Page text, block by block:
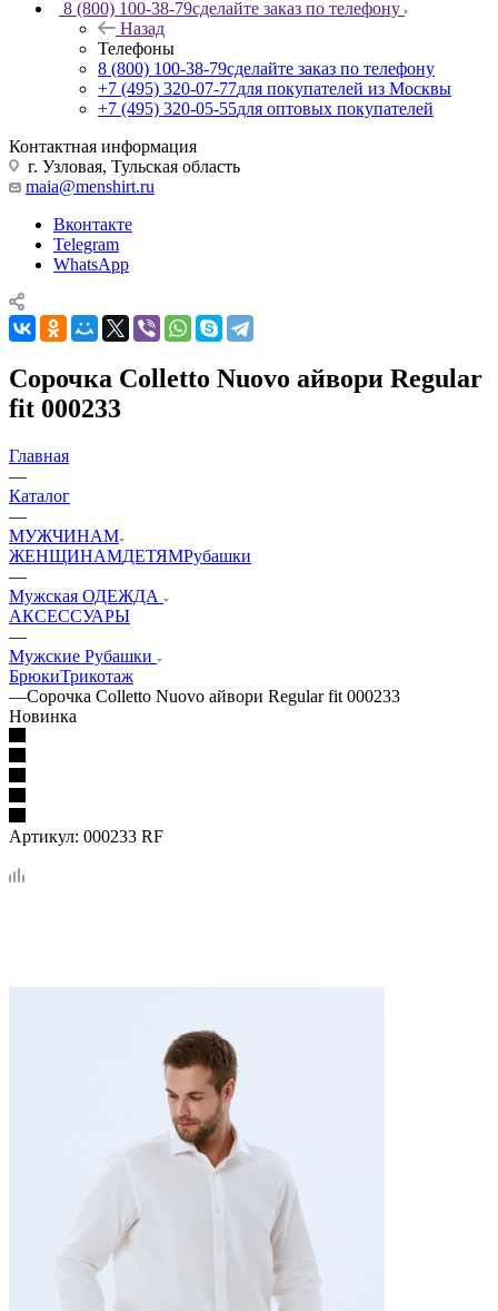
8 (800) 100-38-79сделайте заказ по телефону
Назад
Телефоны
8 (800) 100-38-79сделайте заказ по телефону
+7 (495) 320-07-77для покупателей из Москвы
+7 (495) 320-05-55для оптовых покупателей
Контактная информация
г. Узловая, Тульская область
maia@menshirt.ru
Вконтакте
Telegram
WhatsApp
Сорочка Colletto Nuovo айвори Regular
fit 000233
Главная
—
Каталог
—
МУЖЧИНАМ
ЖЕНЩИНАМДЕТЯМРубашки
—
Мужская ОДЕЖДА
АКСЕССУАРЫ
—
Мужские Рубашки
БрюкиТрикотаж
—Сорочка Colletto Nuovo айвори Regular fit 000233
Новинка
Артикул: 000233 RF